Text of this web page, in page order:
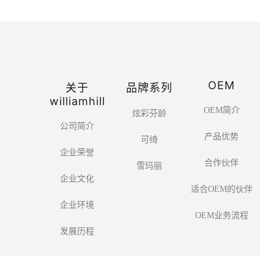
关于
williamhill
公司简介
企业荣誉
企业文化
企业环境
发展历程
品牌系列
炫彩芬龄
可绮
雪玛丽
OEM
OEM简介
产品优势
合作伙伴
适合OEM的伙伴
OEM业务流程